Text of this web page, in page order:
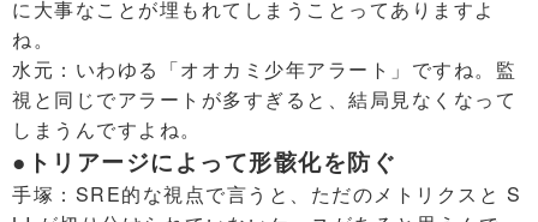
に大事なことが埋もれてしまうことってありますよ
ね。
水元：いわゆる「オオカミ少年アラート」ですね。監
視と同じでアラートが多すぎると、結局見なくなって
しまうんですよね。
●トリアージによって形骸化を防ぐ
手塚：SRE的な視点で言うと、ただのメトリクスと S